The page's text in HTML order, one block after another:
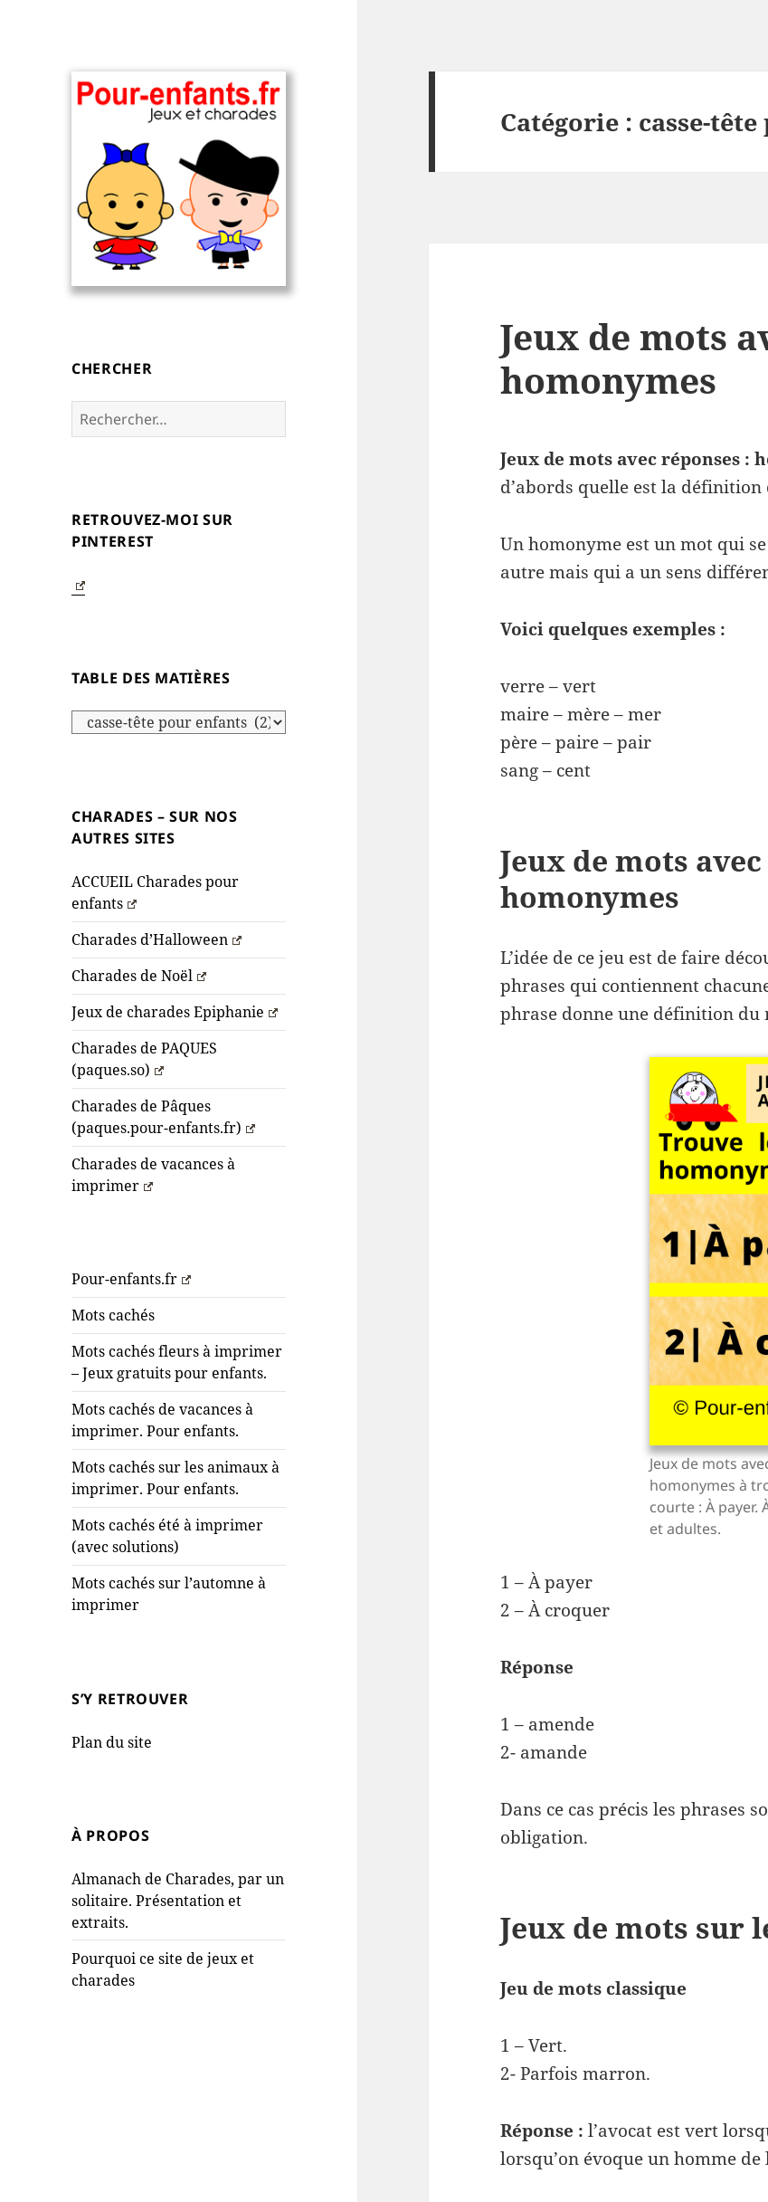
devinettes, pour
enfants.
CHERCHER
Rechercher :
RETROUVEZ-MOI SUR
PINTEREST
TABLE DES MATIÈRES
Table
CHARADES – SUR NOS
AUTRES SITES
ACCUEIL Charades pour
enfants
Charades d’Halloween
Charades de Noël
Jeux de charades Epiphanie
Charades de PAQUES
(paques.so)
Charades de Pâques
(paques.pour-enfants.fr)
Charades de vacances à
imprimer
Pour-enfants.fr
Mots cachés
Mots cachés fleurs à imprimer
– Jeux gratuits pour enfants.
Mots cachés de vacances à
imprimer. Pour enfants.
Mots cachés sur les animaux à
imprimer. Pour enfants.
Mots cachés été à imprimer
(avec solutions)
Mots cachés sur l’automne à
imprimer
S’Y RETROUVER
Plan du site
À PROPOS
Almanach de Charades, par un
solitaire. Présentation et
extraits.
Pourquoi ce site de jeux et
charades
Catégorie : casse-
Jeux de mots
homonymes
Jeux de mots avec réponses :
d’abords quelle est la
Un homonyme est un mot qui
autre mais qui a un sens
Voici quelques exemples :
verre – vert
maire – mère – mer
père – paire – pair
sang – cent
Jeux de mots
homonymes
L’idée de ce jeu est de faire
phrases qui contiennent
phrase donne une définition du
Jeux de mots
homonymes à
courte : À payer.
et adultes.
1 – À payer
2 – À croquer
Réponse
1 – amende
2- amande
Dans ce cas précis les phrases
obligation.
Jeux de mots sur
Jeu de mots classique
1 – Vert.
2- Parfois marron.
Réponse : l’avocat est vert
lorsqu’on évoque un homme